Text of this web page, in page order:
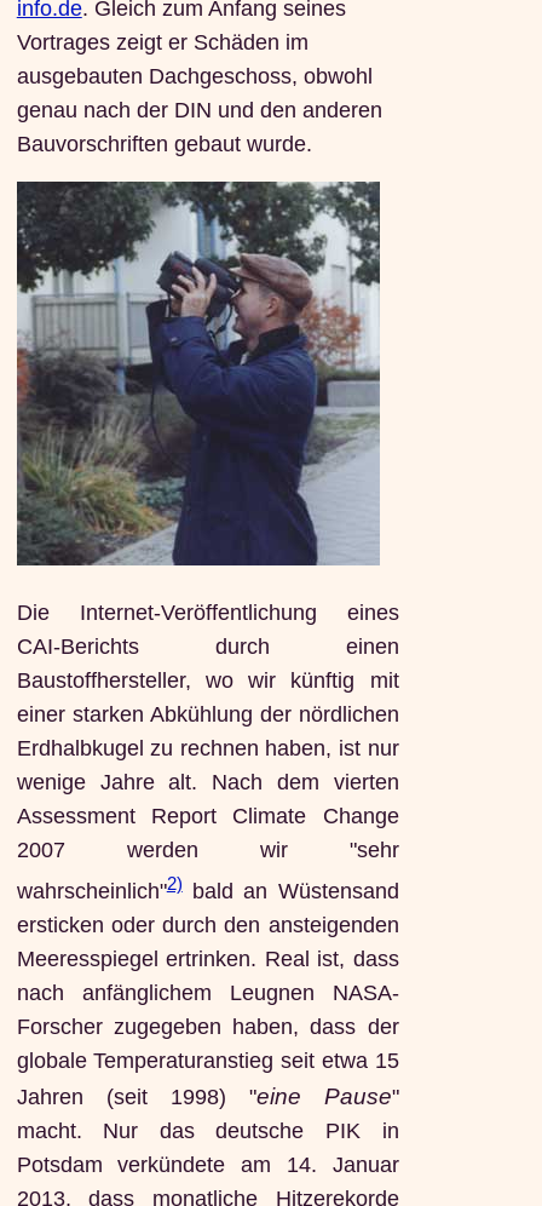
info.de. Gleich zum Anfang seines
Vortrages zeigt er Schäden im
ausgebauten Dachgeschoss, obwohl
genau nach der DIN und den anderen
Bauvorschriften gebaut wurde.
Die Internet-Veröffentlichung eines
CAI-Berichts durch einen
Baustoffhersteller, wo wir künftig mit
einer starken Abkühlung der nördlichen
Erdhalbkugel zu rechnen haben, ist nur
wenige Jahre alt. Nach dem vierten
Assessment Report Climate Change
2007 werden wir "sehr
wahrscheinlich"2)bald an Wüstensand
ersticken oder durch den ansteigenden
Meeresspiegel ertrinken. Real ist, dass
nach anfänglichem Leugnen NASA-
Forscher zugegeben haben, dass der
globale Temperaturanstieg seit etwa 15
Jahren (seit 1998) "eine Pause"
macht. Nur das deutsche PIK in
Potsdam verkündete am 14. Januar
2013, dass monatliche Hitzerekorde